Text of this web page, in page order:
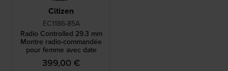
Citizen
EC1186-85A
Radio Controlled 29.3 mm
Montre radio-commandée
pour femme avec date
399,00 €